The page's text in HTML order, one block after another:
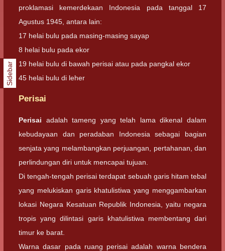
proklamasi kemerdekaan Indonesia pada tanggal 17
Agustus 1945, antara lain:
17 helai bulu pada masing-masing sayap
8 helai bulu pada ekor
19 helai bulu di bawah perisai atau pada pangkal ekor
45 helai bulu di leher
Perisai
Perisai adalah tameng yang telah lama dikenal dalam
kebudayaan dan peradaban Indonesia sebagai bagian
senjata yang melambangkan perjuangan, pertahanan, dan
perlindungan diri untuk mencapai tujuan.
Di tengah-tengah perisai terdapat sebuah garis hitam tebal
yang melukiskan garis khatulistiwa yang menggambarkan
lokasi Negara Kesatuan Republik Indonesia, yaitu negara
tropis yang dilintasi garis khatulistiwa membentang dari
timur ke barat.
Warna dasar pada ruang perisai adalah warna bendera
Sidebar